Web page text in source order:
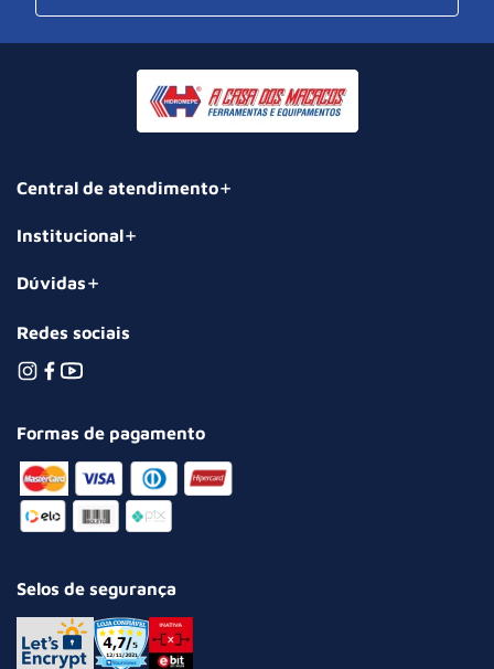
Central de atendimento
Institucional
Dúvidas
Redes sociais
Formas de pagamento
Selos de segurança